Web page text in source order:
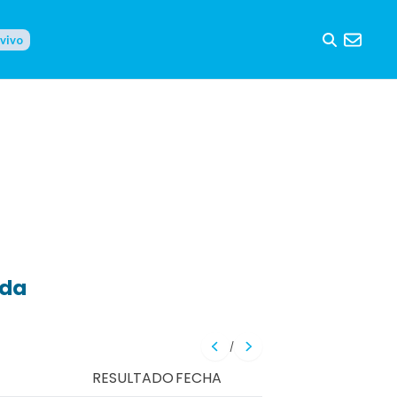
/
RESULTADOFECHA